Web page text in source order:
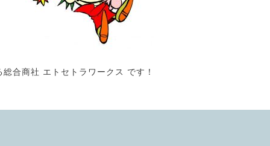
総合商社 エトセトラワークス です！